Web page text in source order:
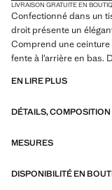
LIVRAISON GRATUITE EN
Confectionné dans un
droit présente un
Comprend une ceinture
fente à l’arrière en bas.
EN LIRE PLUS
DÉTAILS,
MESURES
DISPONIBILITÉ EN